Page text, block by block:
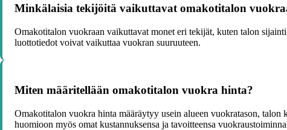
Minkälaisia tekijöitä vaikuttavat omakotitalon
Omakotitalon vuokraan vaikuttavat monet eri tekijät, kuten talon
luottotiedot voivat vaikuttaa vuokran suuruuteen.
Miten määritellään omakotitalon vuokra hinta?
Omakotitalon vuokra hinta määräytyy usein alueen vuokratason,
huomioon myös omat kustannuksensa ja tavoitteensa